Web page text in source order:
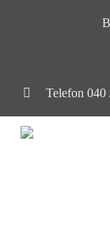
Telefon 040